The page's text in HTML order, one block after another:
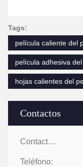
Contactos
Contactos:
Teléfono:
Tags:
película caliente del
película adhesiva
hojas calientes del